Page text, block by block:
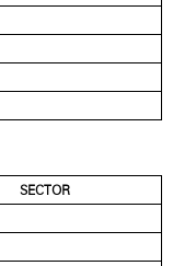
SECTOR